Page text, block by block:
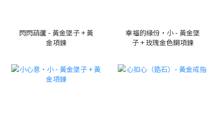
閃閃葫蘆 - 黃金墜子 + 黃
金項鍊
幸福的緣份・小 - 黃金墜
子 + 玫瑰金色鋼項鍊